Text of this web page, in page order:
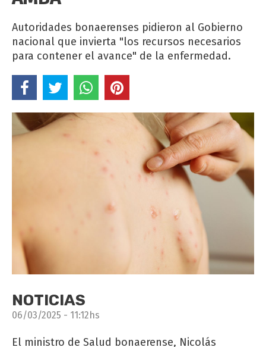
Autoridades bonaerenses pidieron al Gobierno
nacional que invierta "los recursos necesarios
para contener el avance" de la enfermedad.
NOTICIAS
06/03/2025 - 11:12hs
El ministro de Salud bonaerense, Nicolás